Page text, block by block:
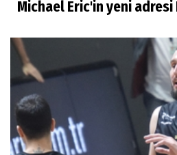
Michael Eric'in yeni